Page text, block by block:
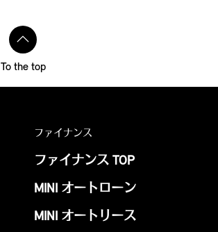
To the top
ファイナンス
ファイナンス TOP
MINI オートローン
MINI オートリース